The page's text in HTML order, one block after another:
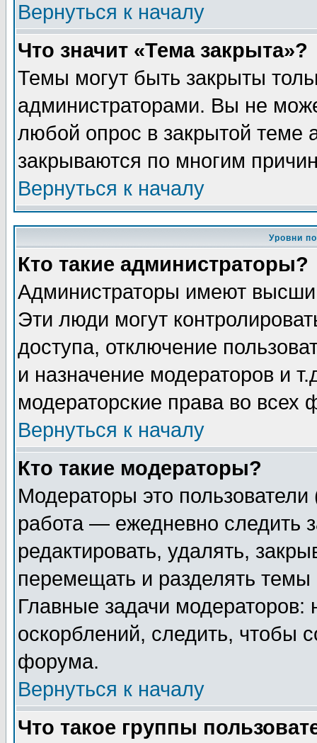
Вернуться к началу
Что значит «Тема закрыта»?
Темы могут быть закрыты
администраторами. Вы не
любой опрос в закрытой теме
закрываются по многим
Вернуться к началу
Уровни
Кто такие администраторы?
Администраторы имеют
Эти люди могут
доступа, отключение
и назначение модераторов и
модераторские права во всех
Вернуться к началу
Кто такие модераторы?
Модераторы это
работа — ежедневно следить
редактировать, удалять,
перемещать и разделять
Главные задачи
оскорблений, следить, чтобы
форума.
Вернуться к началу
Что такое группы